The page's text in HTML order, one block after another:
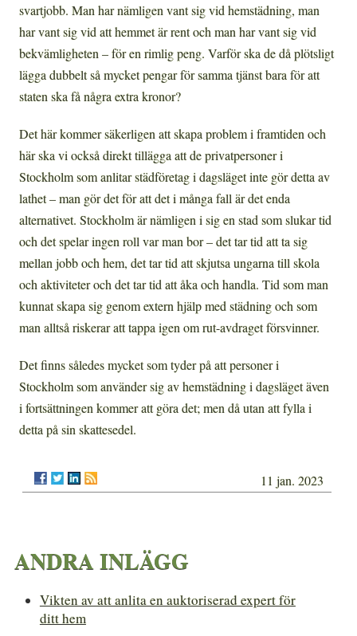
svartjobb. Man har nämligen vant sig vid hemstädning, man
har vant sig vid att hemmet är rent och man har vant sig vid
bekvämligheten – för en rimlig peng. Varför ska de då plötsligt
lägga dubbelt så mycket pengar för samma tjänst bara för att
staten ska få några extra kronor?
Det här kommer säkerligen att skapa problem i framtiden och
här ska vi också direkt tillägga att de privatpersoner i
Stockholm som anlitar städföretag i dagsläget inte gör detta av
lathet – man gör det för att det i många fall är det enda
alternativet. Stockholm är nämligen i sig en stad som slukar tid
och det spelar ingen roll var man bor – det tar tid att ta sig
mellan jobb och hem, det tar tid att skjutsa ungarna till skola
och aktiviteter och det tar tid att åka och handla. Tid som man
kunnat skapa sig genom extern hjälp med städning och som
man alltså riskerar att tappa igen om rut-avdraget försvinner.
Det finns således mycket som tyder på att personer i
Stockholm som använder sig av hemstädning i dagsläget även
i fortsättningen kommer att göra det; men då utan att fylla i
detta på sin skattesedel.
11 jan. 2023
ANDRA INLÄGG
Vikten av att anlita en auktoriserad expert för
ditt hem